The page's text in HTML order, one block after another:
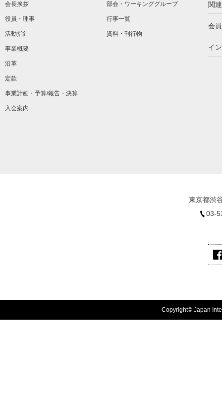
会長挨拶
役員・理事
活動指針
事業概要
沿革
定款
事業計画・予算/報告・決算
入会案内
部会・ワーキンググループ
行事一覧
資料・刊行物
関
会
イ
東京都渋
03-
Copyright© Japan